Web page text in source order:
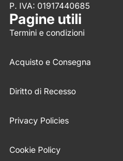
Nome *
Write 50 more
P. IVA: 01917440685
Pagine utili
Termini e condizioni
Acquisto e Consegna
Diritto di Recesso
Privacy Policies
Cookie Policy